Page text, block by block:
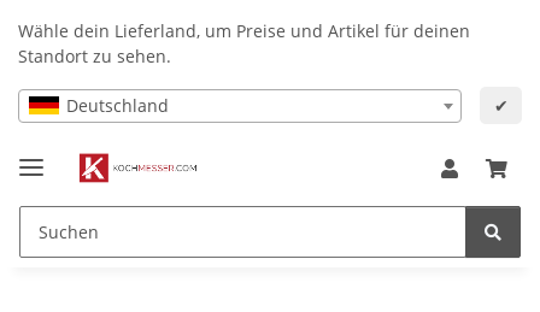
Wähle dein Lieferland, um Preise und Artikel für deinen
Standort zu sehen.
Deutschland ✔